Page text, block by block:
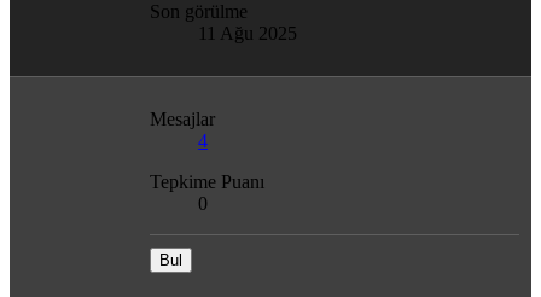
Son görülme
11 Ağu 2025
Mesajlar
4
Tepkime Puanı
0
Bul